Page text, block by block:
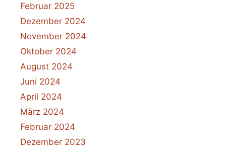
Februar 2025
Dezember 2024
November 2024
Oktober 2024
August 2024
Juni 2024
April 2024
März 2024
Februar 2024
Dezember 2023